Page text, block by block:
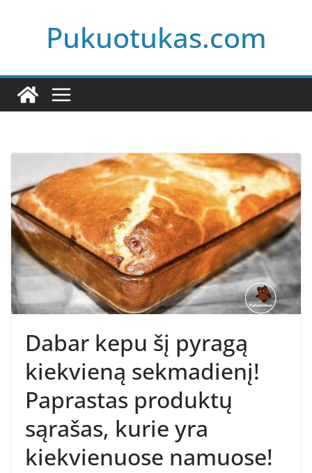
Pukuotukas.com
Dabar kepu šį pyragą
kiekvieną sekmadienį!
Paprastas produktų
sąrašas, kurie yra
kiekvienuose namuose!